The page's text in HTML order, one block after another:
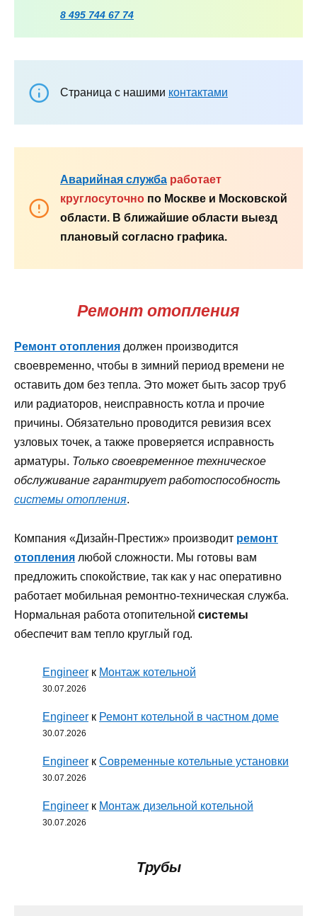
8 495 744 67 74
Страница с нашими контактами
Аварийная служба работает
круглосуточно по Москве и Московской
области. В ближайшие области выезд
плановый согласно графика.
Ремонт отопления
Ремонт отопления должен производится
своевременно, чтобы в зимний период времени не
оставить дом без тепла. Это может быть засор труб
или радиаторов, неисправность котла и прочие
причины. Обязательно проводится ревизия всех
узловых точек, а также проверяется исправность
арматуры. Только своевременное техническое
обслуживание гарантирует работоспособность
системы отопления.
Компания «Дизайн-Престиж» производит ремонт
отопления любой сложности. Мы готовы вам
предложить спокойствие, так как у нас оперативно
работает мобильная ремонтно-техническая служба.
Нормальная работа отопительной системы
обеспечит вам тепло круглый год.
Engineer к Монтаж котельной
30.07.2026
Engineer к Ремонт котельной в частном доме
30.07.2026
Engineer к Современные котельные установки
30.07.2026
Engineer к Монтаж дизельной котельной
30.07.2026
Трубы